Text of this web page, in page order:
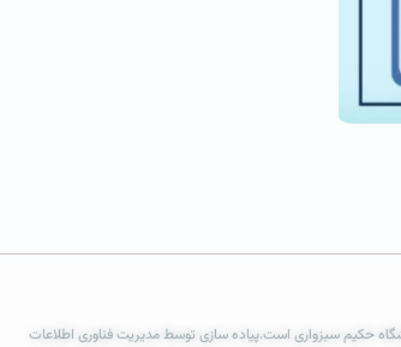
حکیم سبزواری است.پیاده سازی توسط مدیریت فناوری اطلاعات